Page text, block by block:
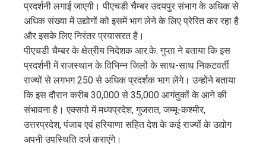
प्रदर्शनी लगाई जाएगी। पीएचडी चैम्बर उदयपुर संभाग के अधिक से
अधिक संख्या में उद्योगों को इसमें भाग लेने के लिए प्रेरित कर रहा है
और इसके लिए निरंतर प्रयासरत है।
पीएचडी चैम्बर के क्षेत्रीय निदेशक आर.के. गुप्ता ने बताया कि इस
प्रदर्शनी में राजस्थान के विभिन्न जिलों के साथ-साथ निकटवर्ती
राज्यों से लगभग 250 से अधिक प्रदर्शक भाग लेंगे। उन्होंने बताया
कि इस दौरान करीब 30,000 से 35,000 आगंतुकों के आने की
संभावना है। एक्सपो में मध्यप्रदेश, गुजरात, जम्मू-कश्मीर,
उत्तरप्रदेश, पंजाब एवं हरियाणा सहित देश के कई राज्यों के उद्योग
अपनी उपस्थिति दर्ज कराएंगे।